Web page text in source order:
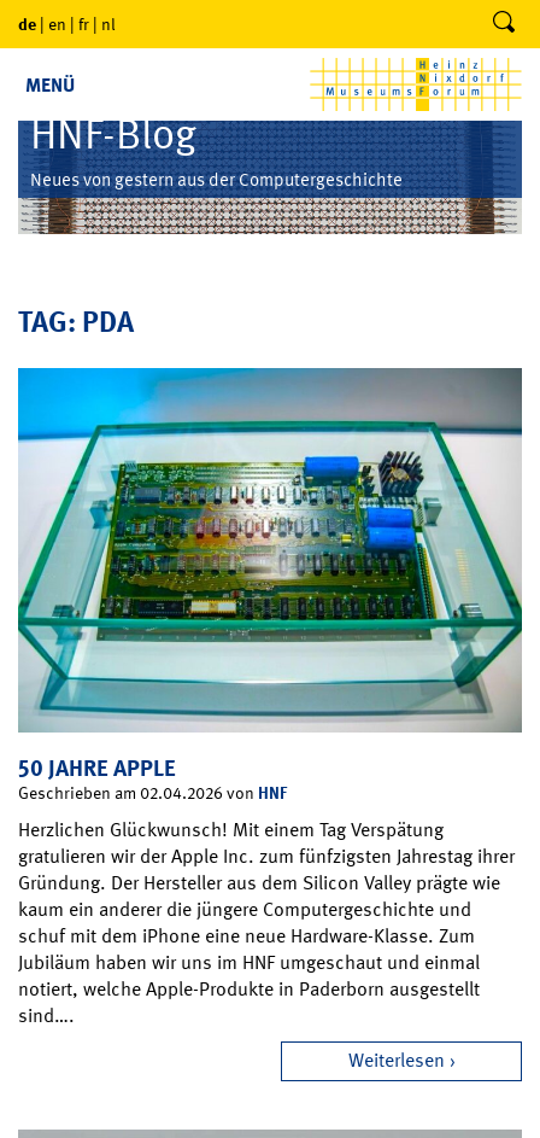
de | en | fr | nl
MENÜ
HNF-Blog
Neues von gestern aus der Computergeschichte
TAG: PDA
50 JAHRE APPLE
Geschrieben am 02.04.2026 von HNF
Herzlichen Glückwunsch! Mit einem Tag Verspätung
gratulieren wir der Apple Inc. zum fünfzigsten Jahrestag ihrer
Gründung. Der Hersteller aus dem Silicon Valley prägte wie
kaum ein anderer die jüngere Computergeschichte und
schuf mit dem iPhone eine neue Hardware-Klasse. Zum
Jubiläum haben wir uns im HNF umgeschaut und einmal
notiert, welche Apple-Produkte in Paderborn ausgestellt
sind….
Weiterlesen